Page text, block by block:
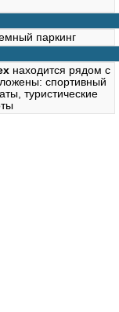
паркинг
находится рядом с
спортивный
туристические